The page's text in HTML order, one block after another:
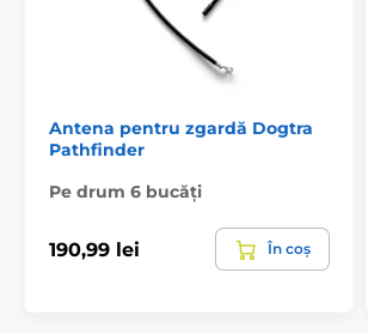
Antena pentru zgardă Dogtra
Pathfinder
Pe drum 6 bucăți
190,99 lei În coș